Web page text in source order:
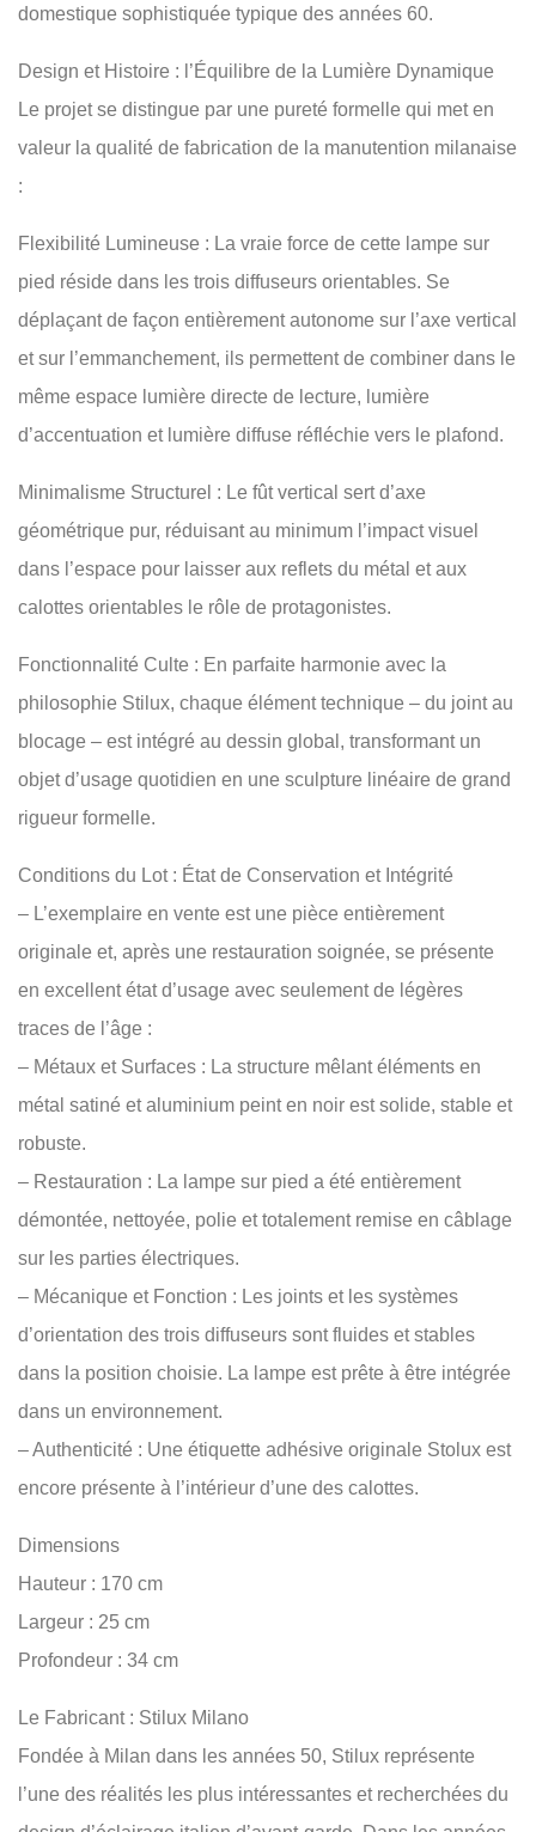
domestique sophistiquée typique des années 60.
Design et Histoire : l’Équilibre de la Lumière Dynamique
Le projet se distingue par une pureté formelle qui met en
valeur la qualité de fabrication de la manutention milanaise
:
Flexibilité Lumineuse : La vraie force de cette lampe sur
pied réside dans les trois diffuseurs orientables. Se
déplaçant de façon entièrement autonome sur l’axe vertical
et sur l’emmanchement, ils permettent de combiner dans le
même espace lumière directe de lecture, lumière
d’accentuation et lumière diffuse réfléchie vers le plafond.
Minimalisme Structurel : Le fût vertical sert d’axe
géométrique pur, réduisant au minimum l’impact visuel
dans l’espace pour laisser aux reflets du métal et aux
calottes orientables le rôle de protagonistes.
Fonctionnalité Culte : En parfaite harmonie avec la
philosophie Stilux, chaque élément technique – du joint au
blocage – est intégré au dessin global, transformant un
objet d’usage quotidien en une sculpture linéaire de grand
rigueur formelle.
Conditions du Lot : État de Conservation et Intégrité
– L’exemplaire en vente est une pièce entièrement
originale et, après une restauration soignée, se présente
en excellent état d’usage avec seulement de légères
traces de l’âge :
– Métaux et Surfaces : La structure mêlant éléments en
métal satiné et aluminium peint en noir est solide, stable et
robuste.
– Restauration : La lampe sur pied a été entièrement
démontée, nettoyée, polie et totalement remise en câblage
sur les parties électriques.
– Mécanique et Fonction : Les joints et les systèmes
d’orientation des trois diffuseurs sont fluides et stables
dans la position choisie. La lampe est prête à être intégrée
dans un environnement.
– Authenticité : Une étiquette adhésive originale Stolux est
encore présente à l’intérieur d’une des calottes.
Dimensions
Hauteur : 170 cm
Largeur : 25 cm
Profondeur : 34 cm
Le Fabricant : Stilux Milano
Fondée à Milan dans les années 50, Stilux représente
l’une des réalités les plus intéressantes et recherchées du